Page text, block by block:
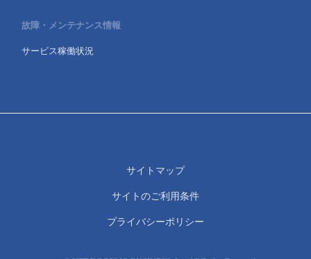
故障・メンテナンス情報
サービス稼働状況
サイトマップ
サイトのご利用条件
プライバシーポリシー